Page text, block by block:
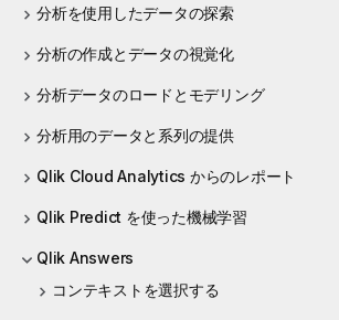
分析を使用したデータの探索
分析の作成とデータの視覚化
分析データのロードとモデリング
分析用のデータと系列の提供
Qlik Cloud Analytics からのレポート
Qlik Predict を使った機械学習
Qlik Answers
コンテキストを選択する